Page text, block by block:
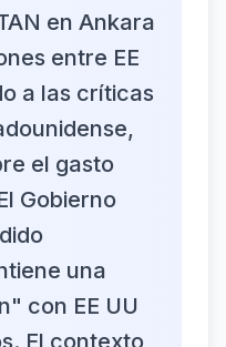
en Ankara
entre EE
a las críticas
el gasto
Gobierno
una
con EE UU
El contexto